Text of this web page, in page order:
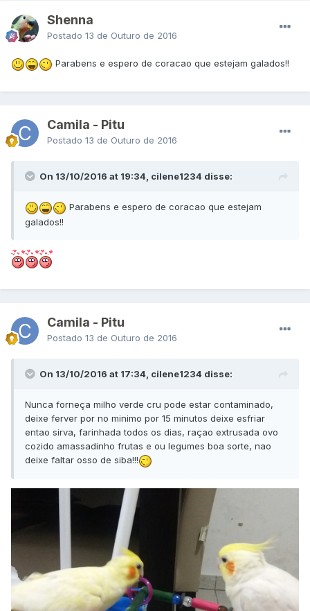
Shenna
Postado 13 de Outuro de 2016
Parabens e espero de coracao que estejam galados!!
Camila - Pitu
Postado 13 de Outuro de 2016
On 13/10/2016 at 19:34, cilene1234 disse:
Parabens e espero de coracao que estejam
galados!!
Camila - Pitu
Postado 13 de Outuro de 2016
On 13/10/2016 at 17:34, cilene1234 disse:
Nunca forneça milho verde cru pode estar contaminado,
deixe ferver por no minimo por 15 minutos deixe esfriar
entao sirva, farinhada todos os dias, raçao extrusada ovo
cozido amassadinho frutas e ou legumes boa sorte, nao
deixe faltar osso de siba!!!